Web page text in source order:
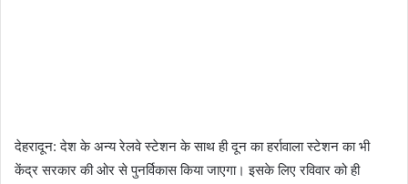
देहरादून: देश के अन्य रेलवे स्टेशन के साथ ही दून का हर्रावाला स्टेशन का भी
केंद्र सरकार की ओर से पुनर्विकास किया जाएगा। इसके लिए रविवार को ही